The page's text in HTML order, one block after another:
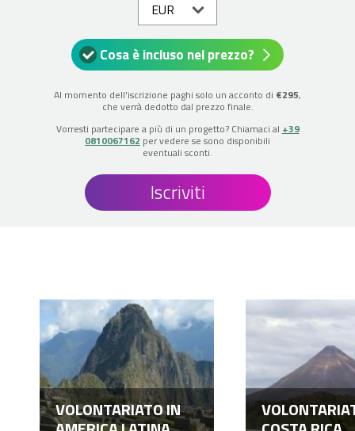
Cosa è incluso nel prezzo?
Al momento dell'iscrizione paghi solo un acconto di €295,
che verrà dedotto dal prezzo finale.
Vorresti partecipare a più di un progetto? Chiamaci al +39
0810067162 per vedere se sono disponibili
eventuali sconti.
Iscriviti
VOLONTARIATO IN